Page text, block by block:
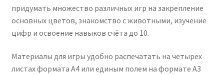
придумать множество различных игр на закрепление
основных цветов, знакомство с животными, изучение
цифр и освоение навыков счёта до 10.
Материалы для игры удобно распечатать на четырёх
листах формата А4 или единым полем на формате А3